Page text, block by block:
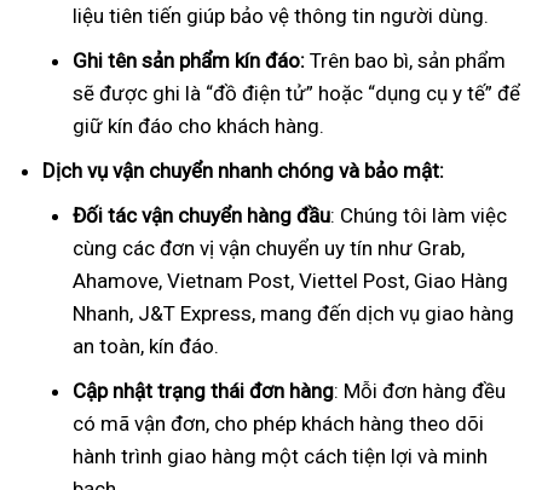
liệu tiên tiến giúp bảo vệ thông tin người dùng.
Ghi tên sản phẩm kín đáo: Trên bao bì, sản phẩm
sẽ được ghi là “đồ điện tử” hoặc “dụng cụ y tế” để
giữ kín đáo cho khách hàng.
Dịch vụ vận chuyển nhanh chóng và bảo mật:
Đối tác vận chuyển hàng đầu: Chúng tôi làm việc
cùng các đơn vị vận chuyển uy tín như Grab,
Ahamove, Vietnam Post, Viettel Post, Giao Hàng
Nhanh, J&T Express, mang đến dịch vụ giao hàng
an toàn, kín đáo.
Cập nhật trạng thái đơn hàng: Mỗi đơn hàng đều
có mã vận đơn, cho phép khách hàng theo dõi
hành trình giao hàng một cách tiện lợi và minh